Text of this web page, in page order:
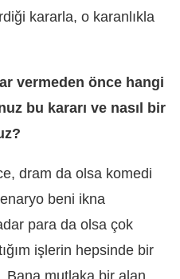
kararla, o karanlıkla
vermeden önce hangi
bu kararı ve nasıl bir
dram da olsa komedi
beni ikna
para da olsa çok
işlerin hepsinde bir
Bana mutlaka bir alan